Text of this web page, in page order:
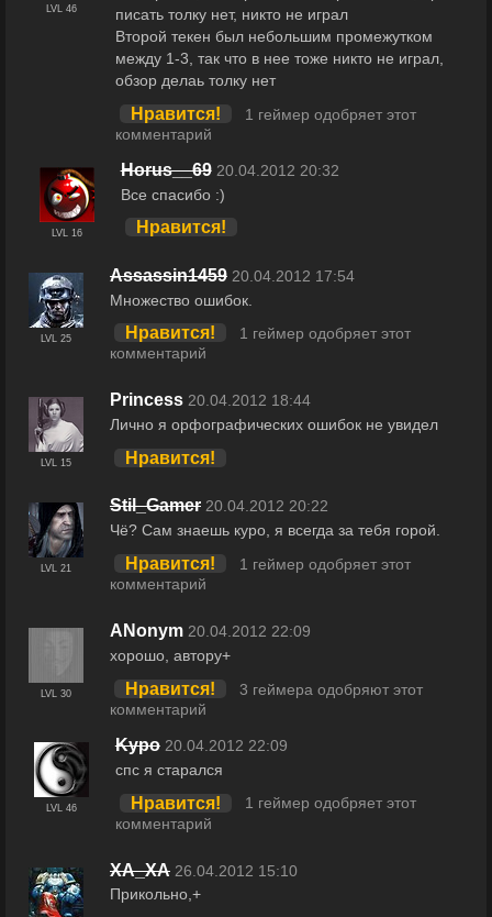
LVL 46
писать толку нет, никто не играл
Второй текен был небольшим промежутком
между 1-3, так что в нее тоже никто не играл,
обзор делаь толку нет
Нравится!
1 геймер одобряет этот
комментарий
LVL 16
Horus__69 20.04.2012 20:32
Все спасибо :)
Нравится!
LVL 25
Assassin1459 20.04.2012 17:54
Множество ошибок.
Нравится!
1 геймер одобряет этот
комментарий
LVL 15
Princess 20.04.2012 18:44
Лично я орфографических ошибок не увидел
Нравится!
LVL 21
Stil_Gamer 20.04.2012 20:22
Чё? Сам знаешь куро, я всегда за тебя горой.
Нравится!
1 геймер одобряет этот
комментарий
LVL 30
ANonуm 20.04.2012 22:09
хорошо, автору+
Нравится!
3 геймера одобряют этот
комментарий
LVL 46
Kypo 20.04.2012 22:09
cпс я старался
Нравится!
1 геймер одобряет этот
комментарий
XA_XA 26.04.2012 15:10
Прикольно,+